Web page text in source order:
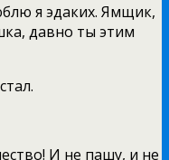
я эдаких. Ямщик,
давно ты этим
стал.
И не пашу, и не